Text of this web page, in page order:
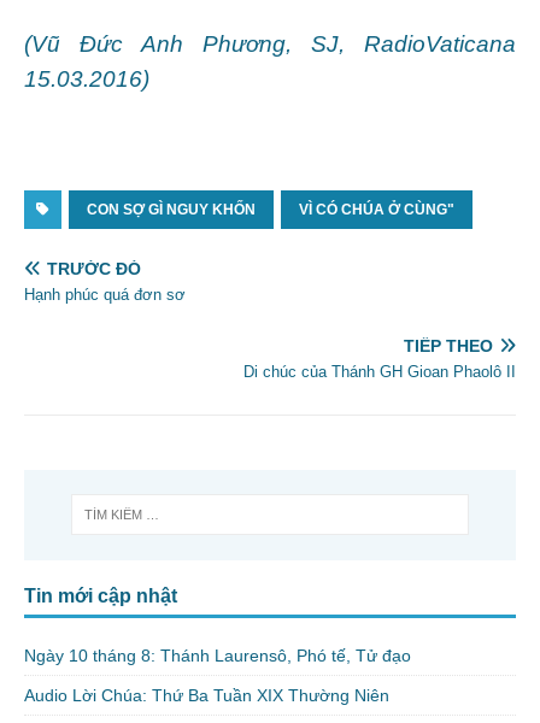
(Vũ Đức Anh Phương, SJ, RadioVaticana
15.03.2016)
CON SỢ GÌ NGUY KHỐN VÌ CÓ CHÚA Ở CÙNG"
TRƯỚC ĐÓ
Hạnh phúc quá đơn sơ
TIẾP THEO
Di chúc của Thánh GH Gioan Phaolô II
Tin mới cập nhật
Ngày 10 tháng 8: Thánh Laurensô, Phó tế, Tử đạo
Audio Lời Chúa: Thứ Ba Tuần XIX Thường Niên